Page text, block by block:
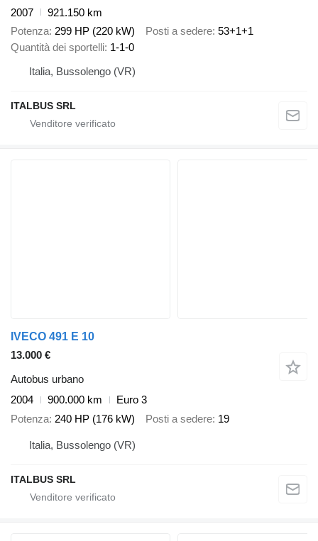
2007
921.150 km
Potenza 299 HP (220 kW) Posti a sedere 53+1+1
Quantità dei sportelli 1-1-0
Italia, Bussolengo (VR)
ITALBUS SRL
IVECO 491 E 10
13.000 €
Autobus urbano
2004
900.000 km
Euro 3
Potenza 240 HP (176 kW) Posti a sedere 19
Italia, Bussolengo (VR)
ITALBUS SRL